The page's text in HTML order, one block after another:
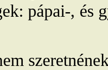
pápai-, és